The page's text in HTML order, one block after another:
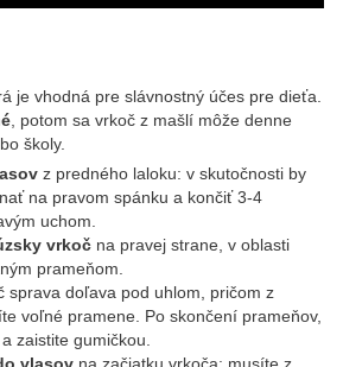
je vhodná pre slávnostný účes pre dieťa.
, potom sa vrkoč z mašlí môže denne
školy.
z predného laloku: v skutočnosti by
na pravom spánku a končiť 3-4
uchom.
vrkoč na pravej strane, v oblasti
prameňom.
sprava doľava pod uhlom, pričom z
voľné pramene. Po skončení prameňov,
a zaistite gumičkou.